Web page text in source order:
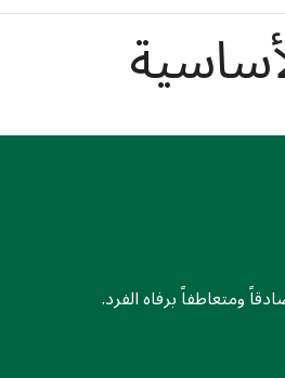
ومتعاطفاً برفاه الفرد.